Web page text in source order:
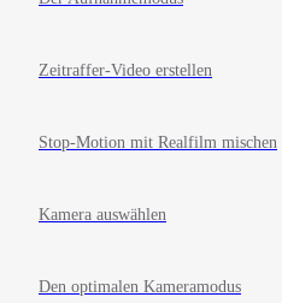
Zeitraffer-Video erstellen
Stop-Motion mit Realfilm mischen
Kamera auswählen
Den optimalen Kameramodus